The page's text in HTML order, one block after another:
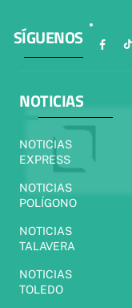
SÍGUENOS
NOTICIAS
NOTICIAS
EXPRESS
NOTICIAS
POLÍGONO
NOTICIAS
TALAVERA
NOTICIAS
TOLEDO